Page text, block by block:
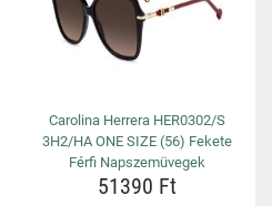
Carolina Herrera HER0302/S
3H2/HA ONE SIZE (56) Fekete
Férfi Napszemüvegek
51390 Ft